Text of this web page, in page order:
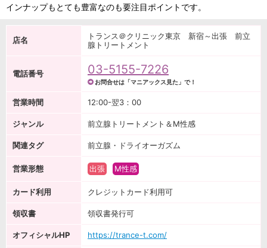
インナップもとても豊富なのも要注目ポイントです。
店名
トランス＠クリニック東京 新宿～出張 前立
腺トリートメント
電話番号 03-5155-7226
お問合せは「マニアックス見た」で！
営業時間 12:00-翌3：00
ジャンル 前立腺トリートメント＆M性感
関連タグ 前立腺・ドライオーガズム
営業形態 出張 M性感
カード利用 クレジットカード利用可
領収書 領収書発行可
オフィシャルHP https://trance-t.com/